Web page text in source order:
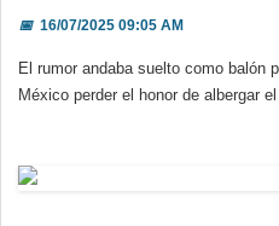
📅16/07/2025 09:05 AM
El rumor andaba suelto como balón
México perder el honor de albergar